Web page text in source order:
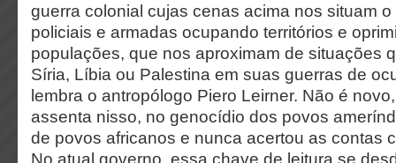
guerra colonial cujas cenas acima nos situam
policiais e armadas ocupando territórios e
populações, que nos aproximam de situações
Síria, Líbia ou Palestina em suas guerras de
lembra o antropólogo Piero Leirner. Não é
assenta nisso, no genocídio dos povos
de povos africanos e nunca acertou as contas
No atual governo, essa chave de leitura se